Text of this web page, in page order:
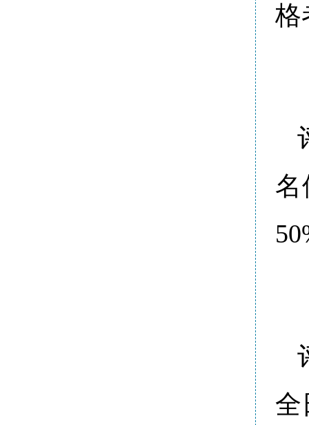
格
名
全